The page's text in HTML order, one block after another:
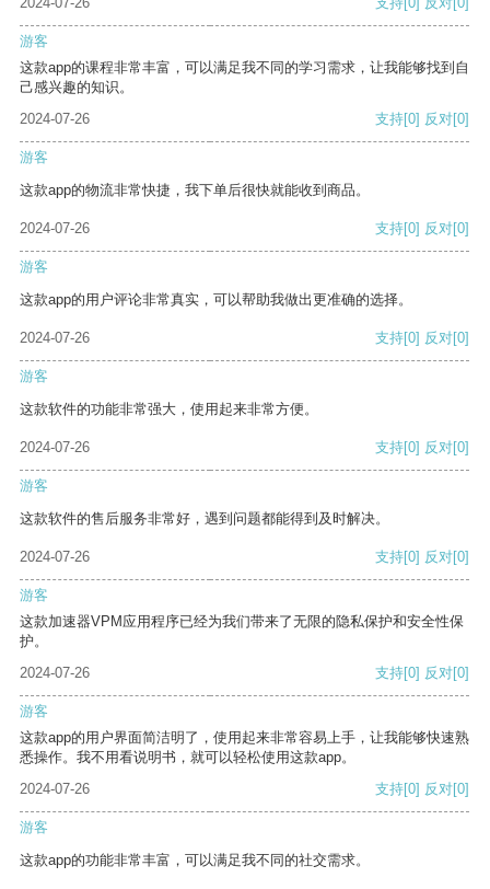
游客
这款app的课程非常丰富，可以满足我不同的学习需求，让我能够找到自
己感兴趣的知识。
2024-07-26
支持[0] 反对[0]
游客
这款app的物流非常快捷，我下单后很快就能收到商品。
2024-07-26 支持[0] 反对[0]
游客
这款app的用户评论非常真实，可以帮助我做出更准确的选择。
2024-07-26 支持[0] 反对[0]
游客
这款软件的功能非常强大，使用起来非常方便。
2024-07-26 支持[0] 反对[0]
游客
这款软件的售后服务非常好，遇到问题都能得到及时解决。
2024-07-26 支持[0] 反对[0]
游客
这款加速器VPM应用程序已经为我们带来了无限的隐私保护和安全性保
护。
2024-07-26
支持[0] 反对[0]
游客
这款app的用户界面简洁明了，使用起来非常容易上手，让我能够快速熟
悉操作。我不用看说明书，就可以轻松使用这款app。
2024-07-26
支持[0] 反对[0]
游客
这款app的功能非常丰富，可以满足我不同的社交需求。